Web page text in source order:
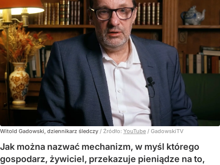
Witold Gadowski, dziennikarz śledczy / Źródło: YouTube / GadowskiTV
Jak można nazwać mechanizm, w myśl którego
gospodarz, żywiciel, przekazuje pieniądze na to,